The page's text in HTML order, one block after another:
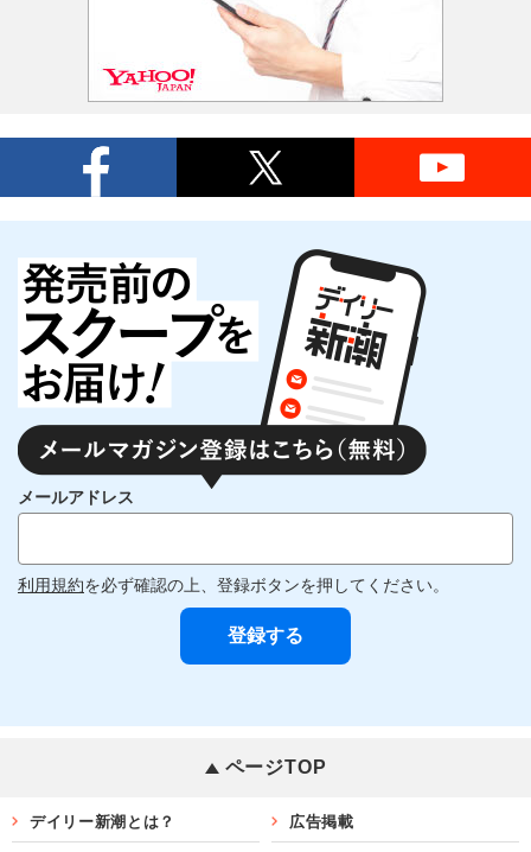
メールアドレス
利用規約を必ず確認の上、登録ボタンを押してください。
ページTOP
デイリー新潮とは？ 広告掲載